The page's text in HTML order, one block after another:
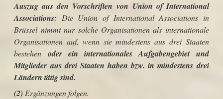
Auszug aus den Vorschriften von Union of International
Associations: Die Union of International Associations in
Brüssel nimmt nur solche Organisationen als internationale
Organisationen auf, wenn sie mindestens aus drei Staaten
bestehen oder ein internationales Aufgabengebiet und
Mitglieder aus drei Staaten haben bzw. in mindestens drei
Ländern tätig sind.
(2) Ergänzungen folgen.